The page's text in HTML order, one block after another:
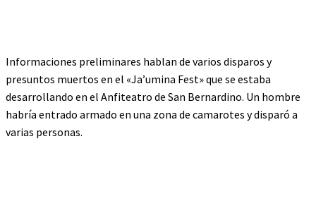
Informaciones preliminares hablan de varios disparos y
presuntos muertos en el «Ja’umina Fest» que se estaba
desarrollando en el Anfiteatro de San Bernardino. Un hombre
habría entrado armado en una zona de camarotes y disparó a
varias personas.